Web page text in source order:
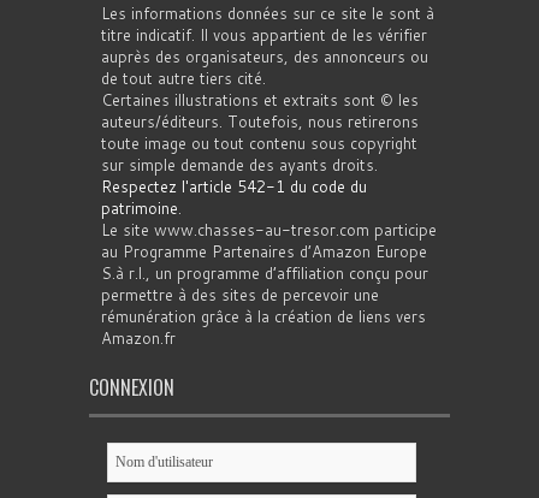
Les informations données sur ce site le sont à
titre indicatif. Il vous appartient de les vérifier
auprès des organisateurs, des annonceurs ou
de tout autre tiers cité.
Certaines illustrations et extraits sont © les
auteurs/éditeurs. Toutefois, nous retirerons
toute image ou tout contenu sous copyright
sur simple demande des ayants droits.
Respectez l'article 542-1 du code du
patrimoine.
Le site www.chasses-au-tresor.com participe
au Programme Partenaires d’Amazon Europe
S.à r.l., un programme d’affiliation conçu pour
permettre à des sites de percevoir une
rémunération grâce à la création de liens vers
Amazon.fr
CONNEXION